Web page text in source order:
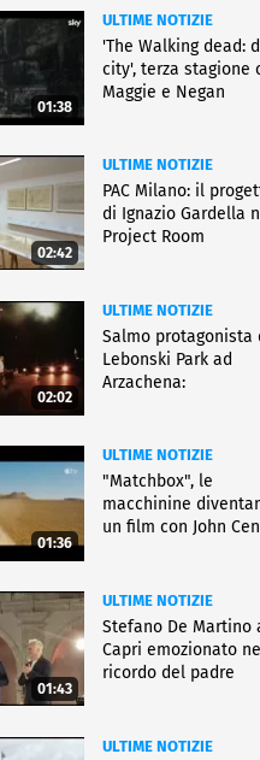
01:38
ULTIME NOTIZIE
'The Walking dead:
city', terza stagione
Maggie e Negan
02:42
ULTIME NOTIZIE
PAC Milano: il
di Ignazio Gardella
Project Room
02:02
ULTIME NOTIZIE
Salmo protagonista
Lebonski Park ad
Arzachena:
01:36
ULTIME NOTIZIE
"Matchbox", le
macchinine
un film con John
01:43
ULTIME NOTIZIE
Stefano De Martino
Capri emozionato
ricordo del padre
ULTIME NOTIZIE